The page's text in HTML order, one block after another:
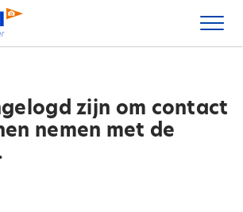
zijn om contact
nemen met de